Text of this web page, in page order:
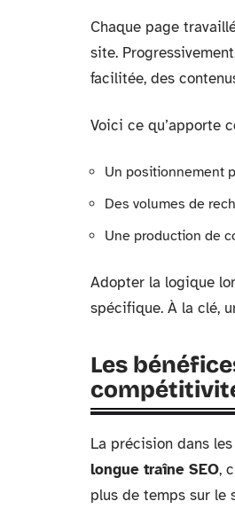
Chaque page
site.
facilitée, des
Voici ce qu’apporte
Un positionnement
Des volumes de
Une production de
Adopter la logique
spécifique. À la clé,
Les
La précision dans
longue traîne SEO,
plus de temps sur le